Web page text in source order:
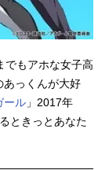
でもアホな女子高
あっくんが大好
ール 」2017年
ときっとあなた